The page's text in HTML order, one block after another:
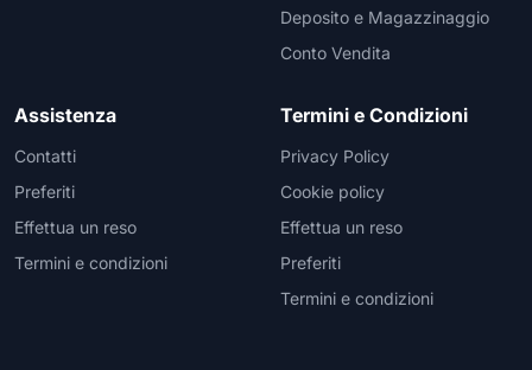
Deposito e Magazzinaggio
Conto Vendita
Assistenza
Contatti
Preferiti
Effettua un reso
Termini e condizioni
Termini e Condizioni
Privacy Policy
Cookie policy
Effettua un reso
Preferiti
Termini e condizioni